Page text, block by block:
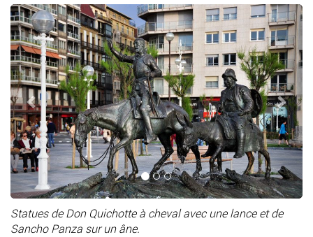
Précédent
Statues de Don Quichotte à cheval avec une lance et de
Sancho Panza sur un âne.